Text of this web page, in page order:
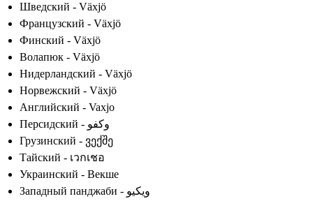
Шведский - Växjö
Французский - Växjö
Финский - Växjö
Волапюк - Växjö
Нидерландский - Växjö
Норвежский - Växjö
Английский - Vaxjo
Персидский - وکفو
Грузинский - ვექშე
Тайский - เวกเชอ
Украинский - Векше
Западный панджаби - ویکیو